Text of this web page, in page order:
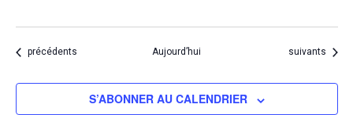
Évènements
précédents Aujourd’hui Évènements
suivants
S’ABONNER AU CALENDRIER